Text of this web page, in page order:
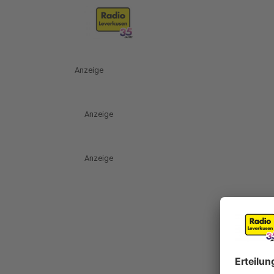
Anzeige
Anzeige
Anzeige